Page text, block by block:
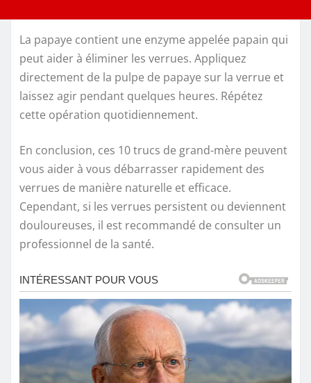
La papaye contient une enzyme appelée papain qui
peut aider à éliminer les verrues. Appliquez
directement de la pulpe de papaye sur la verrue et
laissez agir pendant quelques heures. Répétez
cette opération quotidiennement.
En conclusion, ces 10 trucs de grand-mère peuvent
vous aider à vous débarrasser rapidement des
verrues de manière naturelle et efficace.
Cependant, si les verrues persistent ou deviennent
douloureuses, il est recommandé de consulter un
professionnel de la santé.